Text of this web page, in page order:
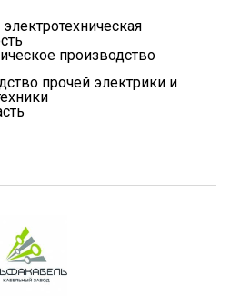
производство
прочей электрики и